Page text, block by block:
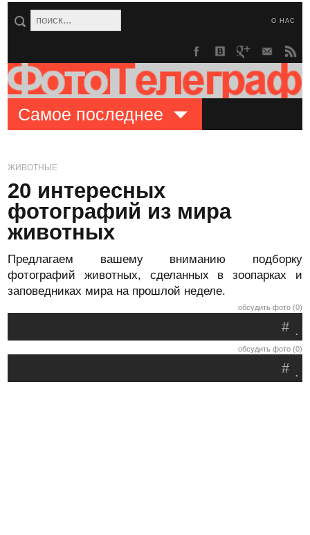
О НАС
Самое последнее
ЖИВОТНЫЕ
20 интересных
фотографий из мира
животных
Предлагаем вашему вниманию подборку
фотографий животных, сделанных в зоопарках и
заповедниках мира на прошлой неделе.
обсудить фото (0)
.
#
обсудить фото (0)
.
#